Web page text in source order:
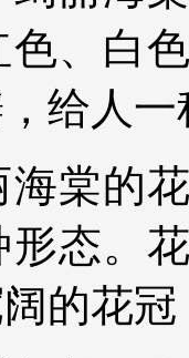
、白
给人
棠的
态。
的花